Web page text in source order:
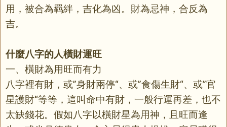
用，被合為羁絆，吉化為凶。財為忌神，合反為
吉。
什麼八字的人橫財運旺
一、橫財為用旺而有力
八字裡有財，或”身財兩停“、或”食傷生財“、或”官
星護財“等等，這叫命中有財，一般行運再差，也不
太缺錢花。假如八字以橫財星為用神，且旺而逢